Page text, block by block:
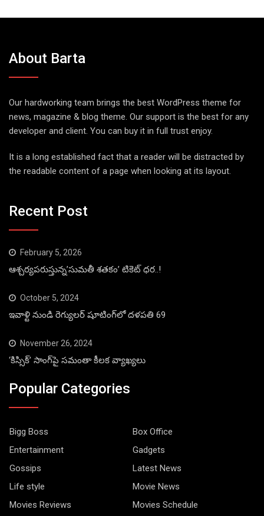
About Barta
Our hardworking team brings the best WordPress theme for
news, magazine & blog theme. Our support is the best for any
developer and client. You can buy it in full trust enjoy.
It is a long established fact that a reader will be distracted by
the readable content of a page when looking at its layout.
Recent Post
February 5, 2026
ఆశ్చర్యపరుస్తున్న’సుమతీ శతకం’ టికెట్ ధర..!
October 5, 2024
ఇవాళ్టి నుండి రెగ్యులర్ షూటింగ్‌లో దళపతి 69
November 26, 2024
‘కిస్సిక్’ సాంగ్‌పై సమంతా కీలక వ్యాఖ్యలు
Popular Categories
Bigg Boss
Box Office
Entertainment
Gadgets
Gossips
Latest News
Life style
Movie News
Movies Reviews
Movies Schedule